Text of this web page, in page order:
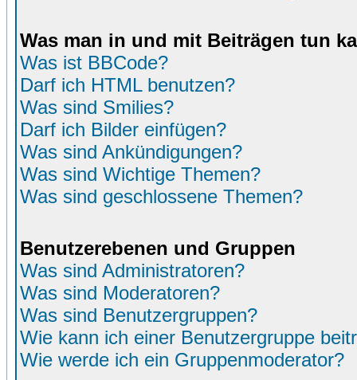
Was man in und mit Beiträgen tun
Was ist BBCode?
Darf ich HTML benutzen?
Was sind Smilies?
Darf ich Bilder einfügen?
Was sind Ankündigungen?
Was sind Wichtige Themen?
Was sind geschlossene Themen?
Benutzerebenen und Gruppen
Was sind Administratoren?
Was sind Moderatoren?
Was sind Benutzergruppen?
Wie kann ich einer Benutzergruppe
Wie werde ich ein Gruppenmoderator?